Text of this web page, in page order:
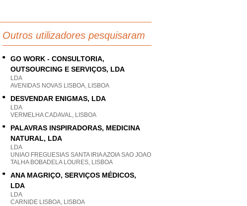
Outros utilizadores pesquisaram
GO WORK - CONSULTORIA,
OUTSOURCING E SERVIÇOS, LDA
LDA
AVENIDAS NOVAS LISBOA, LISBOA
DESVENDAR ENIGMAS, LDA
LDA
VERMELHA CADAVAL, LISBOA
PALAVRAS INSPIRADORAS, MEDICINA
NATURAL, LDA
LDA
UNIAO FREGUESIAS SANTA IRIA AZOIA SAO JOAO
TALHA BOBADELA LOURES, LISBOA
ANA MAGRIÇO, SERVIÇOS MÉDICOS,
LDA
LDA
CARNIDE LISBOA, LISBOA